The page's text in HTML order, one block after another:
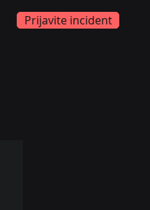
Prijavite incident